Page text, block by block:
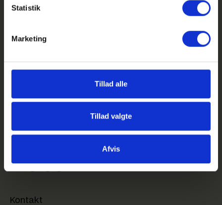
Statistik
Marketing
Tillad alle
Tillad valgte
Afvis
GHG på Facebook
GHG på Instagram
Feriekalender
Kontakt